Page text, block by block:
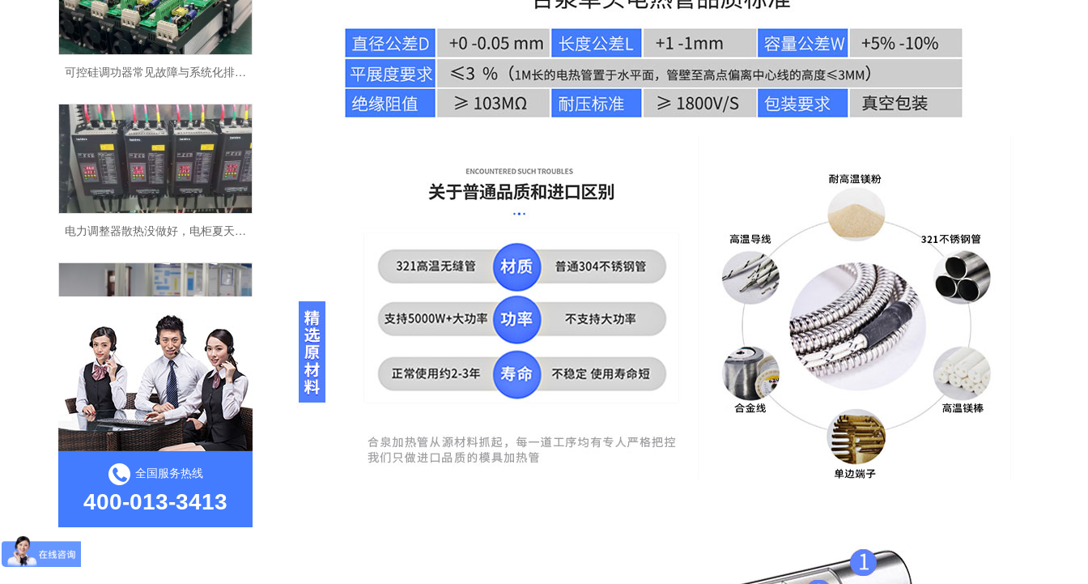
可控硅调功器常见故障与系统化排查指南
电力调整器散热没做好，电柜夏天肯定发烧
电力调整器能不能直接控温？
电力调整器输出电压老跳？别急着叫维修，先看看这几点
全国服务热线
400-013-3413